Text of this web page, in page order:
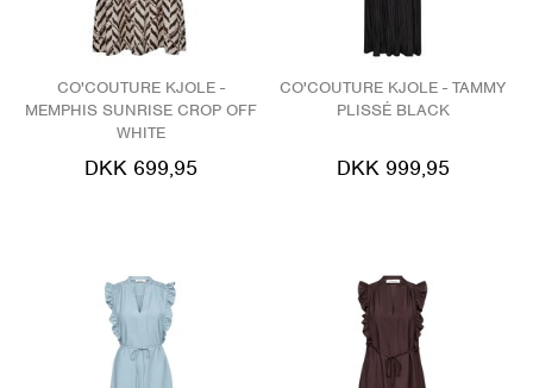
CO'COUTURE KJOLE -
MEMPHIS SUNRISE CROP OFF
WHITE
DKK 699,95
CO'COUTURE KJOLE - TAMMY
PLISSÉ BLACK
DKK 999,95